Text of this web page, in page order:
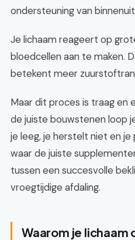
ondersteuning van
Je lichaam reageert op
bloedcellen aan te maken.
betekent meer
Maar dit proces is traag en
de juiste bouwstenen loop
je leeg, je herstelt niet en
waar de juiste
tussen een succesvolle
vroegtijdige afdaling.
Waarom je